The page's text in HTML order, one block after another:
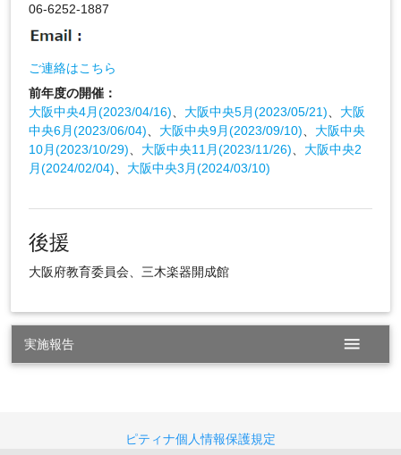
06-6252-1887
ご連絡はこちら
前年度の開催：
大阪中央4月(2023/04/16)
大阪中央5月(2023/05/21)
大阪
中央6月(2023/06/04)
大阪中央9月(2023/09/10)
大阪中央
10月(2023/10/29)
大阪中央11月(2023/11/26)
大阪中央2
月(2024/02/04)
大阪中央3月(2024/03/10)
後援
大阪府教育委員会、三木楽器開成館
実施報告 menu
ピティナ個人情報保護規定